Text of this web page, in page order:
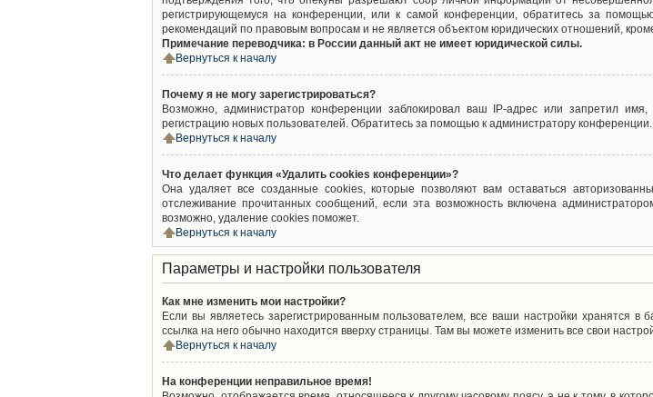
регистрирующемуся на конференции, или к самой конференции, обратитесь за
рекомендаций по правовым вопросам и не является объектом юридических отношений,
Примечание переводчика: в России данный акт не имеет юридической силы.
Вернуться к началу
Почему я не могу зарегистрироваться?
Возможно, администратор конференции заблокировал ваш IP-адрес или запретил
регистрацию новых пользователей. Обратитесь за помощью к администратору конференции.
Вернуться к началу
Что делает функция «Удалить cookies конференции»?
Она удаляет все созданные cookies, которые позволяют вам оставаться
отслеживание прочитанных сообщений, если эта возможность включена
возможно, удаление cookies поможет.
Вернуться к началу
Параметры и настройки пользователя
Как мне изменить мои настройки?
Если вы являетесь зарегистрированным пользователем, все ваши настройки хранятся
ссылка на него обычно находится вверху страницы. Там вы можете изменить все свои
Вернуться к началу
На конференции неправильное время!